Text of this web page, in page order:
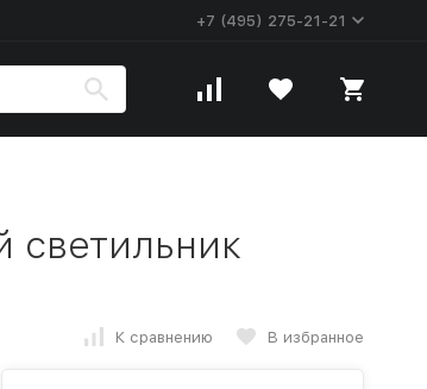
+7 (495) 275-21-21
светильник
К сравнению В избранное